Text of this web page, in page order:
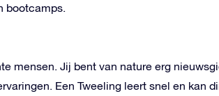
bootcamps.
mensen. Jij bent van nature erg
Een Tweeling leert snel en kan